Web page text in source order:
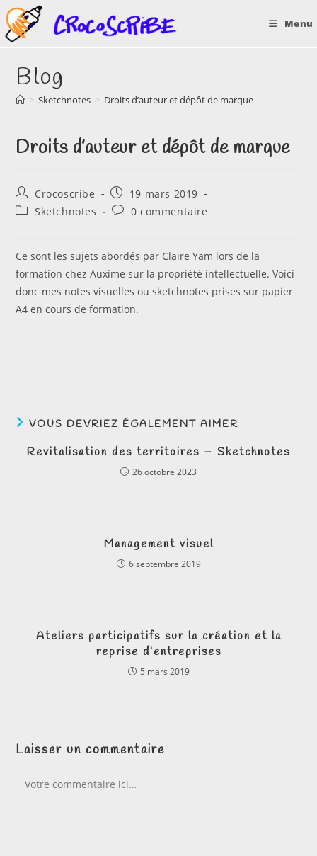
Skip
to
content
Menu
Blog
> Sketchnotes > Droits d’auteur et dépôt de marque
Droits d’auteur et dépôt de marque
Auteur/autrice
de
la
Crocoscribe
Publication
publiée :
19 mars 2019
PostSketchnotes
Commentaires
publication :
0 commentaire
Ce sont les sujets abordés par Claire Yam lors de la
formation chez Auxime sur la propriété intellectuelle. Voici
donc mes notes visuelles ou sketchnotes prises sur papier
A4 en cours de formation.
VOUS DEVRIEZ ÉGALEMENT AIMER
Revitalisation des territoires – Sketchnotes
26 octobre 2023
Management visuel
6 septembre 2019
Ateliers participatifs sur la création et la
reprise d’entreprises
5 mars 2019
Laisser un commentaire
Comment